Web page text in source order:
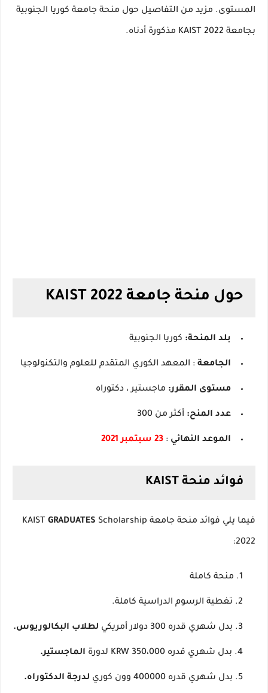
المستوى. مزيد من التفاصيل حول منحة جامعة كوريا الجنوبية
بجامعة KAIST 2022 مذكورة أدناه.
حول منحة جامعة KAIST 2022
بلد المنحة: كوريا الجنوبية
الجامعة : المعهد الكوري المتقدم للعلوم والتكنولوجيا
مستوى المقرر: ماجستير ، دكتوراه
عدد المنح: أكثر من 300
الموعد النهائي : 23 سبتمبر 2021
فوائد منحة KAIST
فيما يلي فوائد منحة جامعة KAIST GRADUATES Scholarship
2022:
منحة كاملة
تغطية الرسوم الدراسية كاملة.
بدل شهري قدره 300 دولار أمريكي لطلاب البكالوريوس.
بدل شهري قدره 350،000 KRW لدورة الماجستير.
بدل شهري قدره 400000 وون كوري لدرجة الدكتوراه.